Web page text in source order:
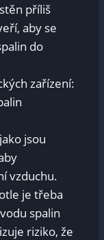
příliš
aby se
do
zařízení:
jsou
vzduchu.
je třeba
spalin
riziko, že